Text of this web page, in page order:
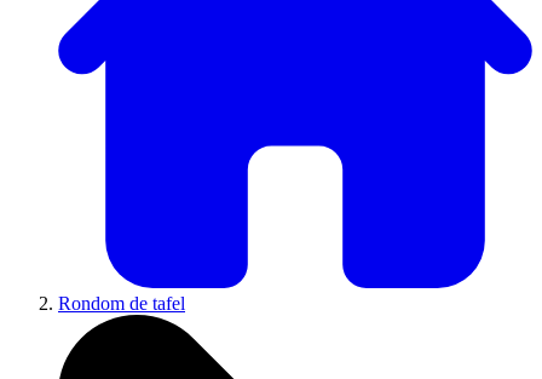
Rondom de tafel